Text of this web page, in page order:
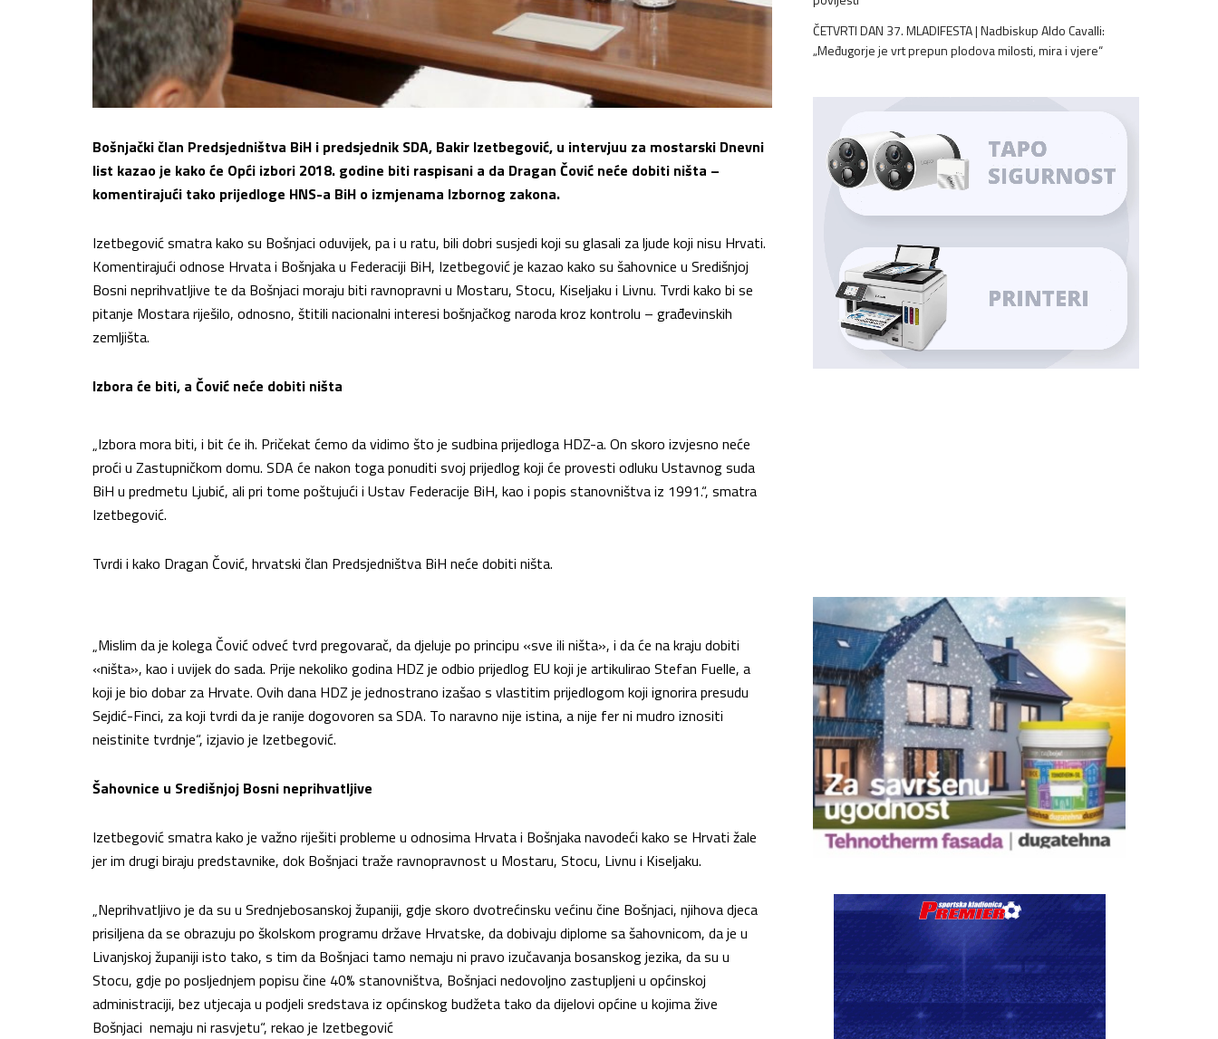
Bošnjački član Predsjedništva BiH i predsjednik SDA, Bakir Izetbegović, u intervjuu za mostarski Dnevni
list kazao je kako će Opći izbori 2018. godine biti raspisani a da Dragan Čović neće dobiti ništa –
komentirajući tako prijedloge HNS-a BiH o izmjenama Izbornog zakona.
Izetbegović smatra kako su Bošnjaci oduvijek, pa i u ratu, bili dobri susjedi koji su glasali za ljude koji nisu Hrvati.
Komentirajući odnose Hrvata i Bošnjaka u Federaciji BiH, Izetbegović je kazao kako su šahovnice u Središnjoj
Bosni neprihvatljive te da Bošnjaci moraju biti ravnopravni u Mostaru, Stocu, Kiseljaku i Livnu. Tvrdi kako bi se
pitanje Mostara riješilo, odnosno, štitili nacionalni interesi bošnjačkog naroda kroz kontrolu – građevinskih
zemljišta.
Izbora će biti, a Čović neće dobiti ništa
„Izbora mora biti, i bit će ih. Pričekat ćemo da vidimo što je sudbina prijedloga HDZ-a. On skoro izvjesno neće
proći u Zastupničkom domu. SDA će nakon toga ponuditi svoj prijedlog koji će provesti odluku Ustavnog suda
BiH u predmetu Ljubić, ali pri tome poštujući i Ustav Federacije BiH, kao i popis stanovništva iz 1991.“, smatra
Izetbegović.
Tvrdi i kako Dragan Čović, hrvatski član Predsjedništva BiH neće dobiti ništa.
„Mislim da je kolega Čović odveć tvrd pregovarač, da djeluje po principu «sve ili ništa», i da će na kraju dobiti
«ništa», kao i uvijek do sada. Prije nekoliko godina HDZ je odbio prijedlog EU koji je artikulirao Stefan Fuelle, a
koji je bio dobar za Hrvate. Ovih dana HDZ je jednostrano izašao s vlastitim prijedlogom koji ignorira presudu
Sejdić-Finci, za koji tvrdi da je ranije dogovoren sa SDA. To naravno nije istina, a nije fer ni mudro iznositi
neistinite tvrdnje“, izjavio je Izetbegović.
Šahovnice u Središnjoj Bosni neprihvatljive
Izetbegović smatra kako je važno riješiti probleme u odnosima Hrvata i Bošnjaka navodeći kako se Hrvati žale
jer im drugi biraju predstavnike, dok Bošnjaci traže ravnopravnost u Mostaru, Stocu, Livnu i Kiseljaku.
„Neprihvatljivo je da su u Srednjebosanskoj županiji, gdje skoro dvotrećinsku većinu čine Bošnjaci, njihova djeca
prisiljena da se obrazuju po školskom programu države Hrvatske, da dobivaju diplome sa šahovnicom, da je u
Livanjskoj županiji isto tako, s tim da Bošnjaci tamo nemaju ni pravo izučavanja bosanskog jezika, da su u
Stocu, gdje po posljednjem popisu čine 40% stanovništva, Bošnjaci nedovoljno zastupljeni u općinskoj
administraciji, bez utjecaja u podjeli sredstava iz općinskog budžeta tako da dijelovi općine u kojima žive
Bošnjaci nemaju ni rasvjetu“, rekao je Izetbegović
ČETVRTI DAN 37. MLADIFESTA | Nadbiskup Aldo Cavalli:
„Međugorje je vrt prepun plodova milosti, mira i vjere“